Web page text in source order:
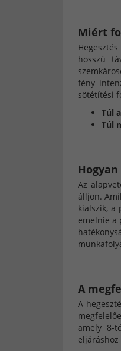
Miért
hosszú
fény
sötétítési
Túl
Túl
Az
álljon.
kialszik, a
emelnie a
A
A
amely 8-